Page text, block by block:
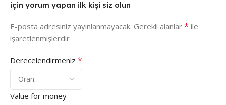
için yorum yapan ilk kişi siz olun
E-posta adresiniz yayınlanmayacak. Gerekli alanlar * ile
işaretlenmişlerdir
Derecelendirmeniz *
Value for money